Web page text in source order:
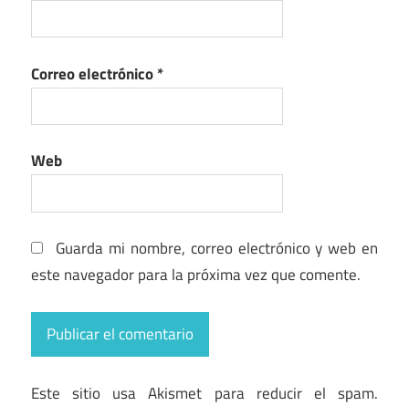
Correo electrónico*
Web
Guarda mi nombre, correo electrónico y web en
este navegador para la próxima vez que comente.
Este sitio usa Akismet para reducir el spam.